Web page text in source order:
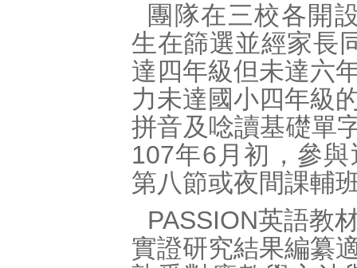
團隊在三校各開
生在篩選並經家長
達四年級但未達六
力未達國小四年級
拼音及唸讀基礎單
107年6月初，參
第八節或夜間課輔
PASSION英語教
實證研究結果編纂